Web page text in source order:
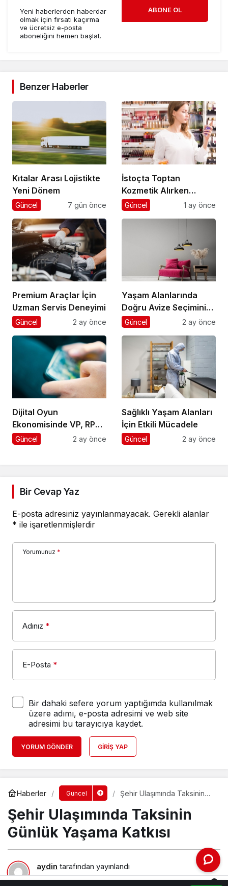
Yeni haberlerden haberdar
olmak için fırsatı kaçırma
ve ücretsiz e-posta
aboneliğini hemen başlat.
ABONE OL
Benzer Haberler
Kıtalar Arası Lojistikte
Yeni Dönem
Güncel 7 gün önce
İstoçta Toptan
Kozmetik Alırken
Nelere Dikkat Edilmeli
Güncel 1 ay önce
Premium Araçlar İçin
Uzman Servis Deneyimi
Güncel 2 ay önce
Yaşam Alanlarında
Doğru Avize Seçiminin
Önemi
Güncel 2 ay önce
Dijital Oyun
Ekonomisinde VP, RP
ve UC Rehberi
Güncel 2 ay önce
Sağlıklı Yaşam Alanları
İçin Etkili Mücadele
Güncel 2 ay önce
Bir Cevap Yaz
E-posta adresiniz yayınlanmayacak. Gerekli alanlar
* ile işaretlenmişlerdir
Yorumunuz *
Adınız *
E-Posta *
Bir dahaki sefere yorum yaptığımda kullanılmak
üzere adımı, e-posta adresimi ve web site
adresimi bu tarayıcıya kaydet.
YORUM GÖNDER GIRIŞ YAP
Haberler Güncel
Şehir Ulaşımında Taksinin
Şehir Ulaşımında Taksinin
Günlük Yaşama Katkısı
aydin tarafından yayınlandı
18 Mayıs 2026, 15:21yayınlandı